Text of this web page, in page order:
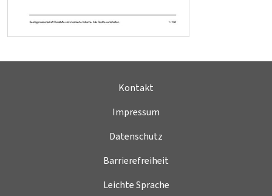
Kontakt
Impressum
Datenschutz
Barrierefreiheit
Leichte Sprache